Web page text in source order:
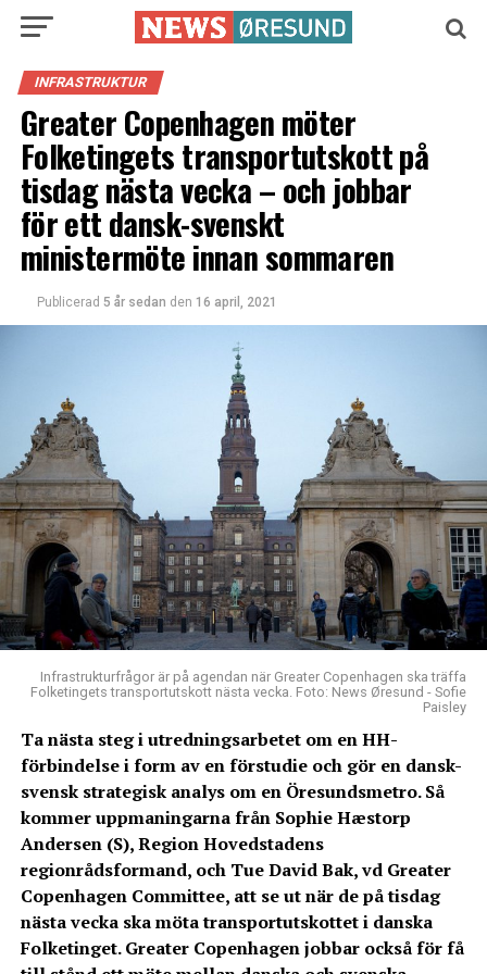
INFRASTRUKTUR
Greater Copenhagen möter
Folketingets transportutskott på
tisdag nästa vecka – och jobbar
för ett dansk-svenskt
ministermöte innan sommaren
Publicerad 5 år sedan den 16 april, 2021
Infrastrukturfrågor är på agendan när Greater Copenhagen ska träffa
Folketingets transportutskott nästa vecka. Foto: News Øresund - Sofie
Paisley
Ta nästa steg i utredningsarbetet om en HH-
förbindelse i form av en förstudie och gör en dansk-
svensk strategisk analys om en Öresundsmetro. Så
kommer uppmaningarna från Sophie Hæstorp
Andersen (S),Region Hovedstadens
regionrådsformand, och Tue David Bak, vd Greater
Copenhagen Committee, att se ut när de på tisdag
nästa vecka ska möta transportutskottet i danska
Folketinget. Greater Copenhagen jobbar också för få